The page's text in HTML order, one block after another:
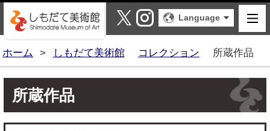
しもだて美術館
X Instagram
Language
ホーム > しもだて美術館 コレクション 所蔵作品
所蔵作品